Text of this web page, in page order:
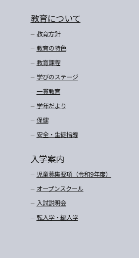
教育について
教育方針
教育の特色
教育課程
学びのステージ
一貫教育
学年だより
保健
安全・生徒指導
入学案内
児童募集要項（令和9年度）
オープンスクール
入試説明会
転入学・編入学